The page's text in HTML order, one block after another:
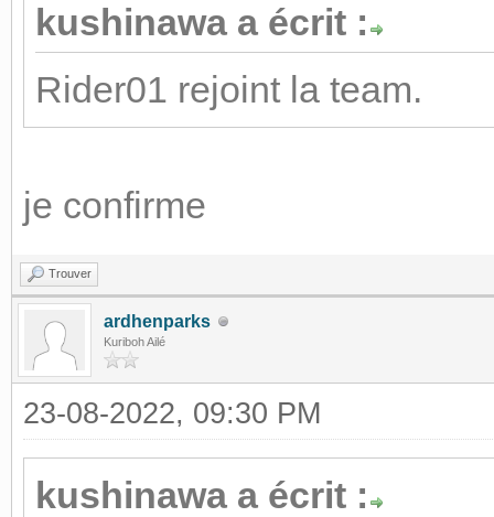
kushinawa a écrit :
Rider01 rejoint la team.
je confirme
Trouver
ardhenparks
Kuriboh Ailé
23-08-2022, 09:30 PM
kushinawa a écrit :